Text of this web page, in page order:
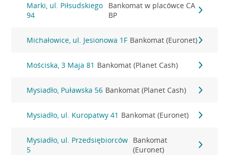
Marki, ul. Piłsudskiego
94
Bankomat w placówce CA
BP
Michałowice, ul. Jesionowa 1F Bankomat (Euronet)
Mościska, 3 Maja 81 Bankomat (Planet Cash)
Mysiadło, Puławska 56 Bankomat (Planet Cash)
Mysiadło, ul. Kuropatwy 41 Bankomat (Euronet)
Mysiadło, ul. Przedsiębiorców
5
Bankomat
(Euronet)